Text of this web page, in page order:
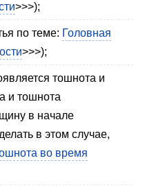
>>>);
по теме: Головная
>>>);
тошнота и
и тошнота
в начале
в этом случае,
во время